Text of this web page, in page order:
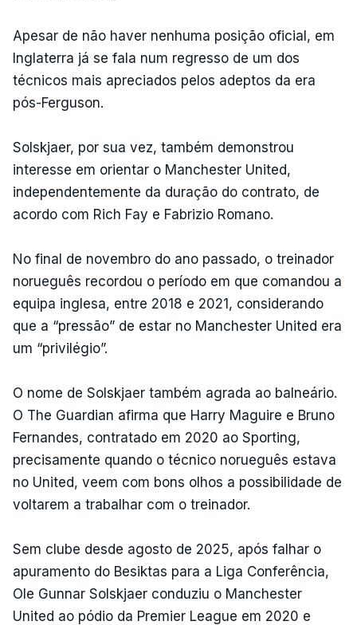
Apesar de não haver nenhuma posição oficial, em
Inglaterra já se fala num regresso de um dos
técnicos mais apreciados pelos adeptos da era
pós-Ferguson.
Solskjaer, por sua vez, também demonstrou
interesse em orientar o Manchester United,
independentemente da duração do contrato, de
acordo com Rich Fay e Fabrizio Romano.
No final de novembro do ano passado, o treinador
norueguês recordou o período em que comandou a
equipa inglesa, entre 2018 e 2021, considerando
que a “pressão” de estar no Manchester United era
um “privilégio”.
O nome de Solskjaer também agrada ao balneário.
O The Guardian afirma que Harry Maguire e Bruno
Fernandes, contratado em 2020 ao Sporting,
precisamente quando o técnico norueguês estava
no United, veem com bons olhos a possibilidade de
voltarem a trabalhar com o treinador.
Sem clube desde agosto de 2025, após falhar o
apuramento do Besiktas para a Liga Conferência,
Ole Gunnar Solskjaer conduziu o Manchester
United ao pódio da Premier League em 2020 e